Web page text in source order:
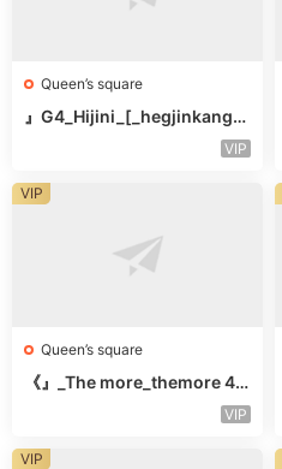
Queen’s square
』G4_Hijini_[_hegjinkang-
VIP
Queen’s square
《』_The more_themore 41
VIP
VIP
VIP